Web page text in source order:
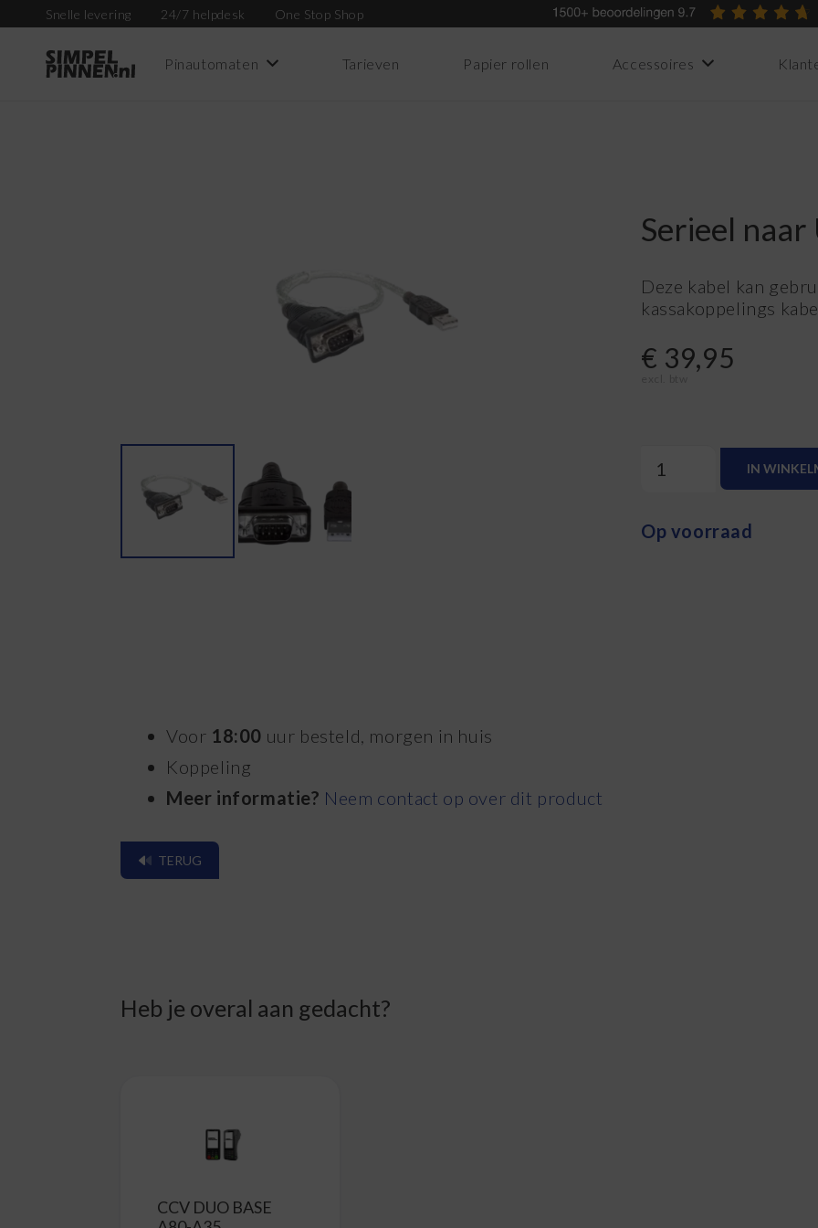
Snelle levering 24/7 helpdesk One Stop Shop
Pinautomaten Tarieven Papier rollen Accessoires
Serieel naar
Deze kabel kan
kassakoppelings
€ 39,95
naar
adapter
aantal
IN
Op voorraad
Voor 18:00 uur besteld, morgen in huis
Koppeling
Meer informatie? Neem contact op over dit product
TERUG
Heb je overal aan gedacht?
CCV DUO BASE